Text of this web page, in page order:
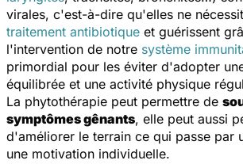
virales, c'est-à-dire qu'elles ne
traitement antibiotique et guérissent
l'intervention de notre système
primordial pour les éviter d'adopter
équilibrée et une activité physique
La phytothérapie peut permettre de
symptômes gênants, elle peut aussi
d'améliorer le terrain ce qui passe par
une motivation individuelle.